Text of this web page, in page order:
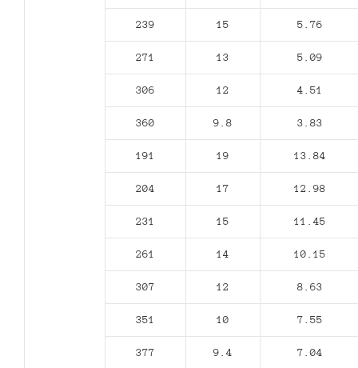
239 15 5.76
271 13 5.09
306 12 4.51
360 9.8 3.83
191 19 13.84
204 17 12.98
231 15 11.45
261 14 10.15
307 12 8.63
351 10 7.55
377 9.4 7.04